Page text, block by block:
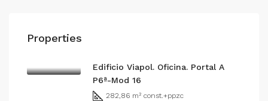
Properties
Edificio Viapol. Oficina. Portal A
P6ª-Mod 16
282,86 m² const.+ppzc